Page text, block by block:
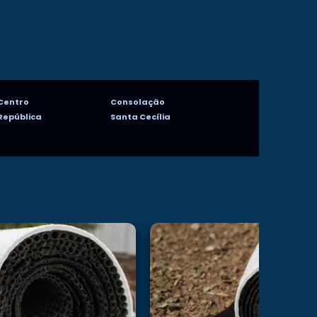
Consolação
Santa Cecília